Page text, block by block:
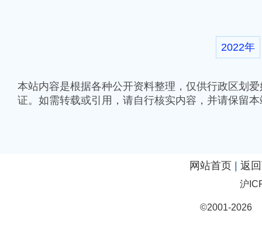
2022年
本站内容是根据各种公开资料整理，仅供行政区划
证。如需转载或引用，请自行核实内容，并请保留
网站首页 返
沪
©2001-2026